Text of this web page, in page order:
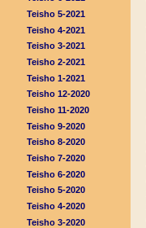
Teisho 5-2021
Teisho 4-2021
Teisho 3-2021
Teisho 2-2021
Teisho 1-2021
Teisho 12-2020
Teisho 11-2020
Teisho 9-2020
Teisho 8-2020
Teisho 7-2020
Teisho 6-2020
Teisho 5-2020
Teisho 4-2020
Teisho 3-2020